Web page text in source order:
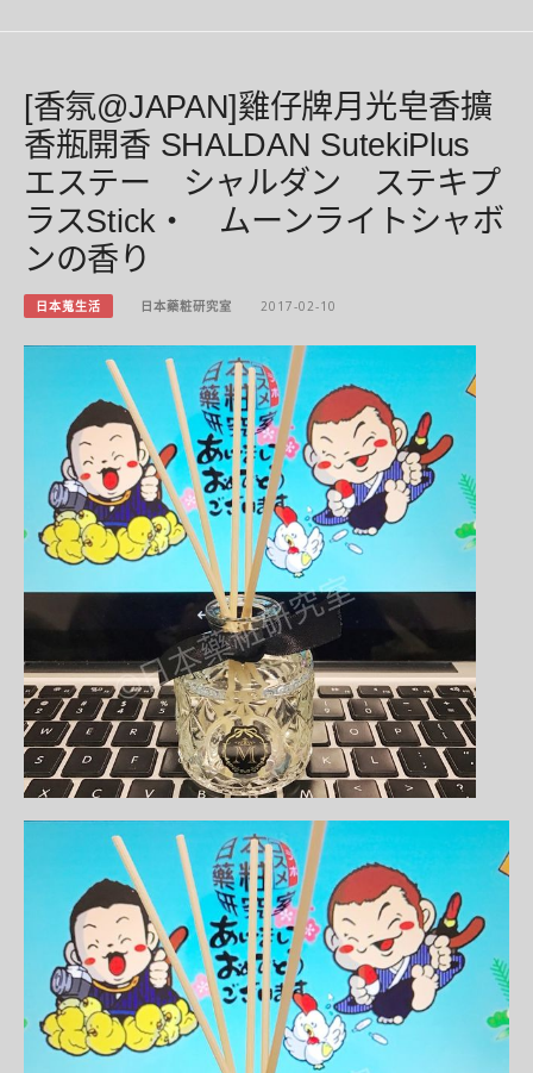
[香氛@JAPAN]雞仔牌月光皂香擴
香瓶開香 SHALDAN SutekiPlus
エステー シャルダン ステキプ
ラスStick・ ムーンライトシャボ
ンの香り
日本蒐生活 日本藥粧研究室 2017-02-10